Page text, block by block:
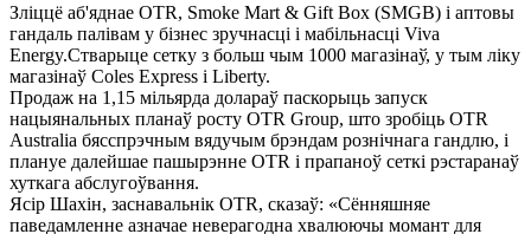
Зліццё аб'яднае OTR, Smoke Mart & Gift Box (SMGB) і аптовы
гандаль палівам у бізнес зручнасці і мабільнасці Viva
Energy.Стварыце сетку з больш чым 1000 магазінаў, у тым ліку
магазінаў Coles Express і Liberty.
Продаж на 1,15 мільярда долараў паскорыць запуск
нацыянальных планаў росту OTR Group, што зробіць OTR
Australia бясспрэчным вядучым брэндам рознічнага гандлю, і
плануе далейшае пашырэнне OTR і прапаноў сеткі рэстаранаў
хуткага абслугоўвання.
Ясір Шахін, заснавальнік OTR, сказаў: «Сённяшняе
паведамленне азначае неверагодна хвалюючы момант для